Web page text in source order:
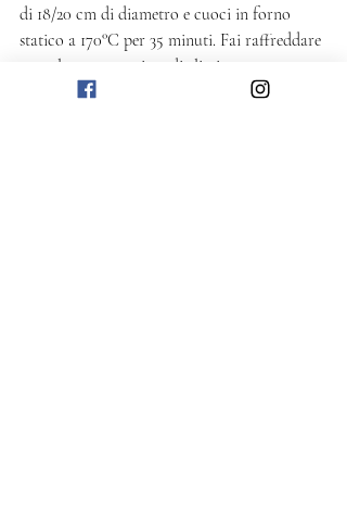
di 18/20 cm di diametro e cuoci in forno
statico a 170°C per 35 minuti. Fai raffreddare
completamente prima di eliminare stampo e